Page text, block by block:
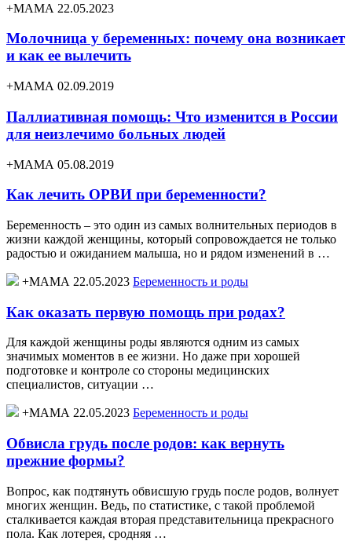
+МАМА 22.05.2023
Молочница у беременных: почему она возникает
и как ее вылечить
+МАМА 02.09.2019
Паллиативная помощь: Что изменится в России
для неизлечимо больных людей
+МАМА 05.08.2019
Как лечить ОРВИ при беременности?
Беременность – это один из самых волнительных периодов в
жизни каждой женщины, который сопровождается не только
радостью и ожиданием малыша, но и рядом изменений в …
+МАМА 22.05.2023 Беременность и роды
Как оказать первую помощь при родах?
Для каждой женщины роды являются одним из самых
значимых моментов в ее жизни. Но даже при хорошей
подготовке и контроле со стороны медицинских
специалистов, ситуации …
+МАМА 22.05.2023 Беременность и роды
Обвисла грудь после родов: как вернуть
прежние формы?
Вопрос, как подтянуть обвисшую грудь после родов, волнует
многих женщин. Ведь, по статистике, с такой проблемой
сталкивается каждая вторая представительница прекрасного
пола. Как лотерея, сродняя …